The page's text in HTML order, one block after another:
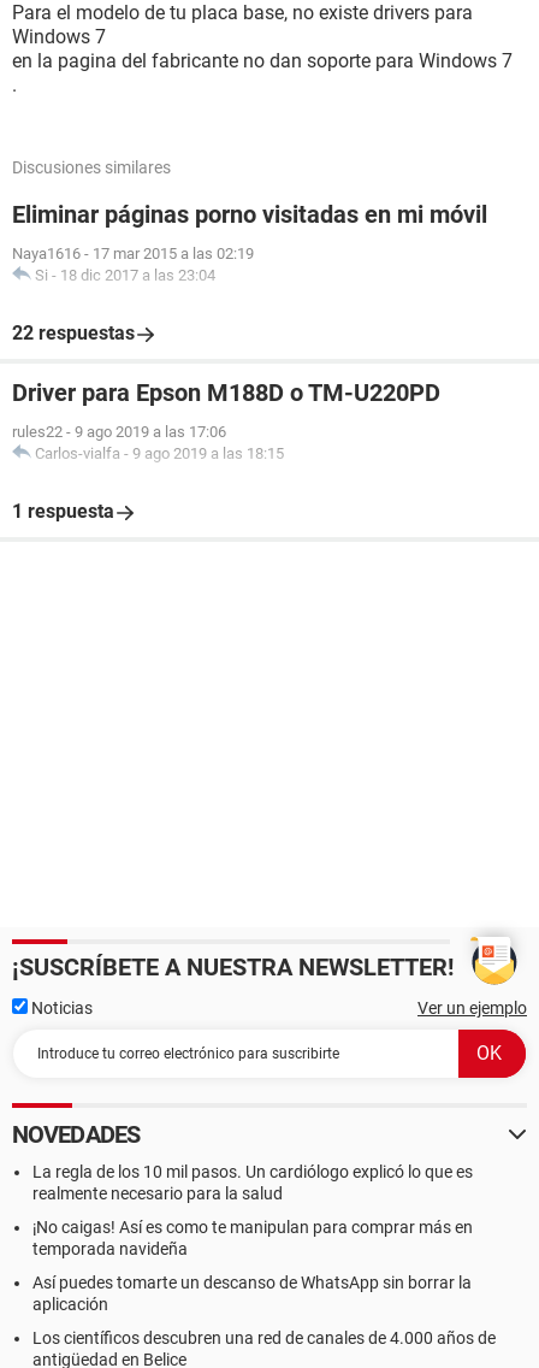
Para el modelo de tu placa base, no existe drivers para
Windows 7
en la pagina del fabricante no dan soporte para Windows 7
.
Discusiones similares
Eliminar páginas porno visitadas en mi móvil
Naya1616 - 17 mar 2015 a las 02:19
Si - 18 dic 2017 a las 23:04
22 respuestas
Driver para Epson M188D o TM-U220PD
rules22 - 9 ago 2019 a las 17:06
Carlos-vialfa - 9 ago 2019 a las 18:15
1 respuesta
¡SUSCRÍBETE A NUESTRA NEWSLETTER!
Noticias Ver un ejemplo
NOVEDADES
La regla de los 10 mil pasos. Un cardiólogo explicó lo que es
realmente necesario para la salud
¡No caigas! Así es como te manipulan para comprar más en
temporada navideña
Así puedes tomarte un descanso de WhatsApp sin borrar la
aplicación
Los científicos descubren una red de canales de 4.000 años de
antigüedad en Belice